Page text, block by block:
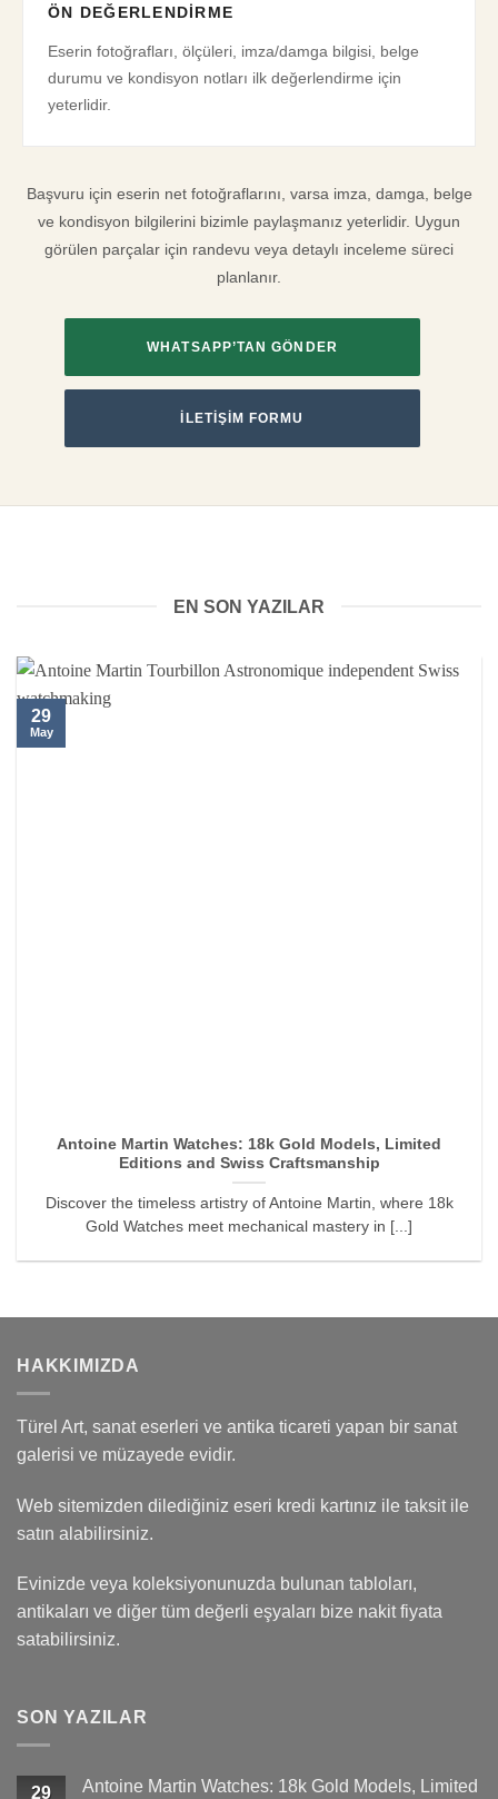
ÖN DEĞERLENDIRME
Eserin fotoğrafları, ölçüleri, imza/damga bilgisi, belge
durumu ve kondisyon notları ilk değerlendirme için
yeterlidir.
Başvuru için eserin net fotoğraflarını, varsa imza, damga, belge
ve kondisyon bilgilerini bizimle paylaşmanız yeterlidir. Uygun
görülen parçalar için randevu veya detaylı inceleme süreci
planlanır.
WHATSAPP’TAN GÖNDER
İLETIŞIM FORMU
EN SON YAZILAR
Antoine Martin Watches: 18k Gold Models, Limited
Editions and Swiss Craftsmanship
Discover the timeless artistry of Antoine Martin, where 18k
Gold Watches meet mechanical mastery in [...]
29
May
HAKKIMIZDA
Türel Art, sanat eserleri ve antika ticareti yapan bir sanat
galerisi ve müzayede evidir.
Web sitemizden dilediğiniz eseri kredi kartınız ile taksit ile
satın alabilirsiniz.
Evinizde veya koleksiyonunuzda bulunan tabloları,
antikaları ve diğer tüm değerli eşyaları bize nakit fiyata
satabilirsiniz.
SON YAZILAR
29
Antoine Martin Watches: 18k Gold Models, Limited